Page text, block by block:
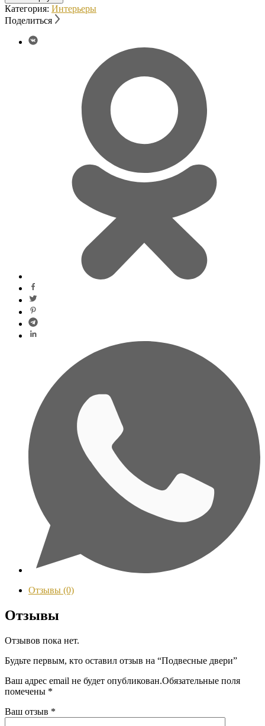
Категория: Интерьеры
Поделиться
Отзывы (0)
Отзывы
Отзывов пока нет.
Будьте первым, кто оставил отзыв на “Подвесные двери”
Ваш адрес email не будет опубликован.Обязательные поля
помечены *
Ваш отзыв *